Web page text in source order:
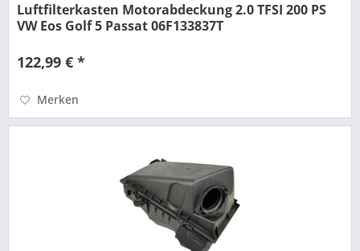
Luftfilterkasten Motorabdeckung 2.0 TFSI 200 PS
VW Eos Golf 5 Passat 06F133837T
122,99 € *
Merken